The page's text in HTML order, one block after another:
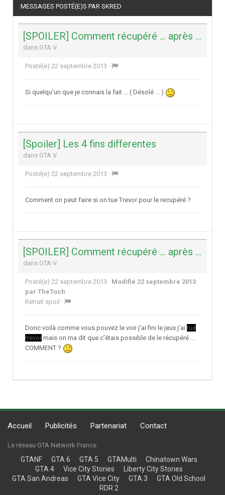
MESSAGES POSTÉ(E)S PAR SKRED
[SPOILER] Comment récupéré ... après la dernière mission
dans GTA V
Posté(e) 22 septembre 2013 ·
Si quelqu'un que je connais la fait ... ( Désolé ... )
[Spoiler] Les 4 fins differentes
dans GTA V
Posté(e) 22 septembre 2013 ·
Comment on peut faire si on tue Trevor pour le recupéré ?
[SPOILER] Comment récupéré ... après la dernière mission
dans GTA V
Posté(e) 22 septembre 2013 · Modifié 22 septembre 2013
par TheToch
Retrait spoil ·
Donc voilà comme vous pouvez le voir j'ai fini le jeux j'aitué
trevormais on ma dit que c'étais possible de le récupéré ...
COMMENT ?
Accueil Publicités Partenariat Contact
Le réseau GTA Network France
GTANF GTA 6 GTA 5 GTAMulti
Chinatown Wars
GTA 4
Vice City Stories
Liberty City Stories
GTA San Andreas
GTA Vice City GTA 3
GTA Old School
RDR 2